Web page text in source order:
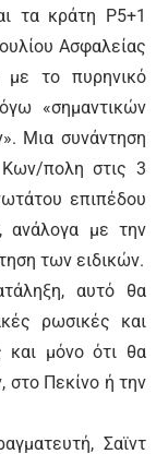
τα κράτη Ρ5+1
Ασφαλείας
το πυρηνικό
«σημαντικών
Μια συνάντηση
Κων/πολη στις 3
επιπέδου
ανάλογα με την
των ειδικών.
αυτό θα
ρωσικές και
και μόνο ότι θα
στο Πεκίνο ή την
Σαϊντ